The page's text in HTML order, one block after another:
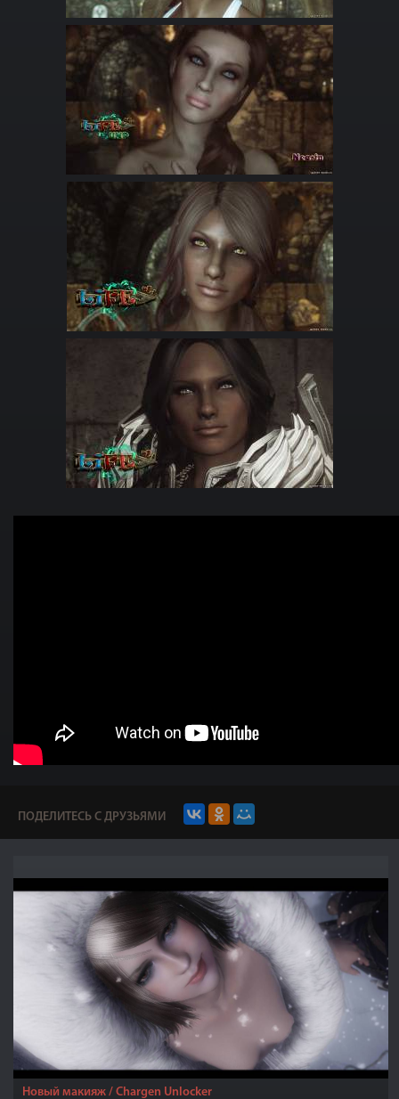
ПОДЕЛИТЕСЬ С ДРУЗЬЯМИ
Новый макияж / Chargen Unlocker